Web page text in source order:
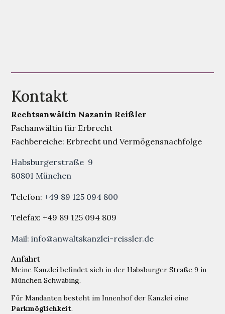
Kontakt
Rechtsanwältin Nazanin Reißler
Fachanwältin für Erbrecht
Fachbereiche: Erbrecht und Vermögensnachfolge
Habsburgerstraße 9
80801 München
Telefon: +49 89 125 094 800
Telefax: +49 89 125 094 809
Mail: info@anwaltskanzlei-reissler.de
Anfahrt
Meine Kanzlei befindet sich in der Habsburger Straße 9 in
München Schwabing.
Für Mandanten besteht im Innenhof der Kanzlei eine
Parkmöglichkeit.